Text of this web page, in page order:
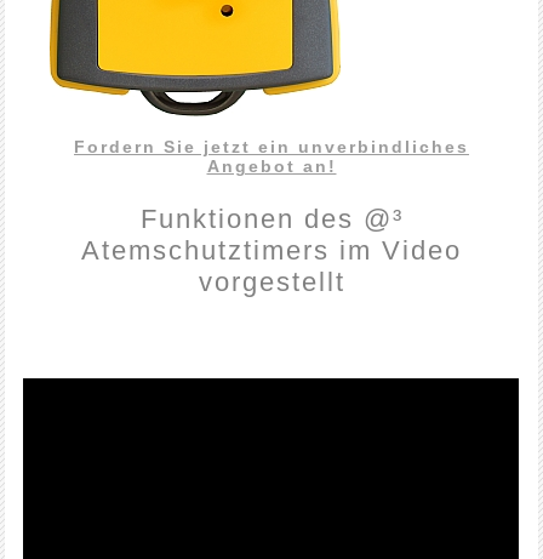
Fordern Sie jetzt ein unverbindliches
Angebot an!
Funktionen des @³
Atemschutztimers im Video
vorgestellt